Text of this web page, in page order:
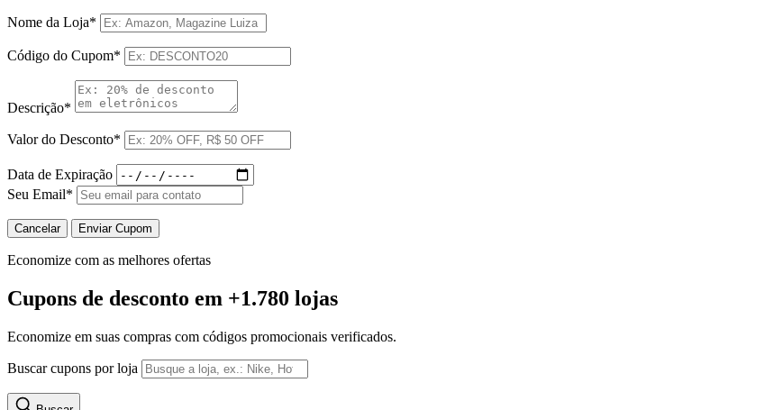
Nome da Loja*
Código do Cupom*
Descrição*
Valor do Desconto*
Data de Expiração
Seu Email*
Cancelar Enviar Cupom
Economize com as melhores ofertas
Cupons de desconto em +1.780 lojas
Economize em suas compras com códigos promocionais verificados.
Buscar cupons por loja